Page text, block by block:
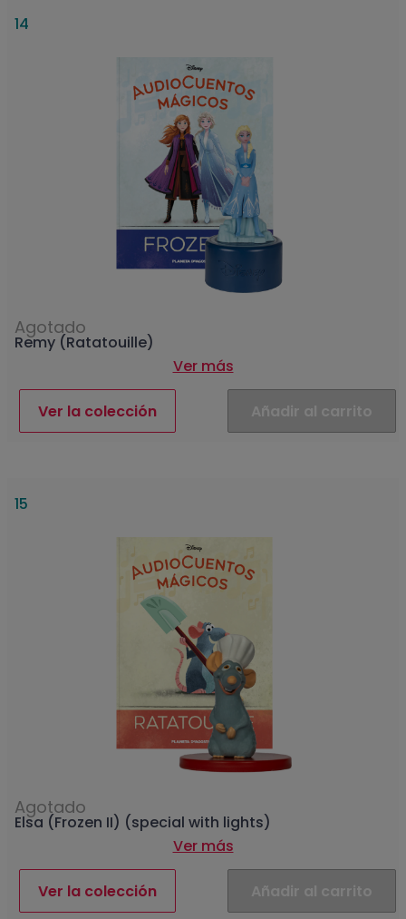
14
Agotado
Remy (Ratatouille)
Ver más
Ver la colección Añadir al carrito
15
Agotado
Elsa (Frozen II) (special with lights)
Ver más
Ver la colección Añadir al carrito